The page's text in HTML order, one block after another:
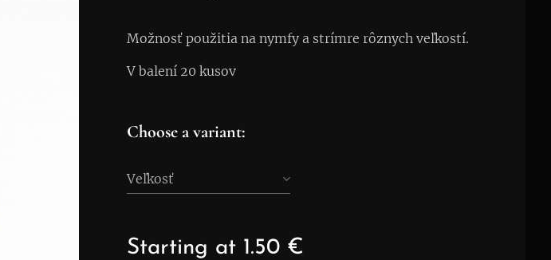
Možnosť použitia na nymfy a strímre rôznych veľkostí.
V balení 20 kusov
Choose a variant:
Veľkosť
Starting at 1.50 €